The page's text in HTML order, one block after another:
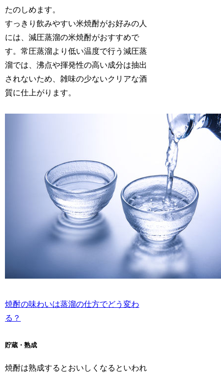
たのしめます。
すっきり飲みやすい米焼酎がお好みの人
には、減圧蒸溜の米焼酎がおすすめで
す。常圧蒸溜より低い温度で行う減圧蒸
溜では、沸点や揮発性の高い成分は抽出
されないため、雑味の少ないクリアな酒
質に仕上がります。
焼酎の味わいは蒸溜の仕方でどう変わ
る？
貯蔵・熟成
焼酎は熟成するとおいしくなるといわれ